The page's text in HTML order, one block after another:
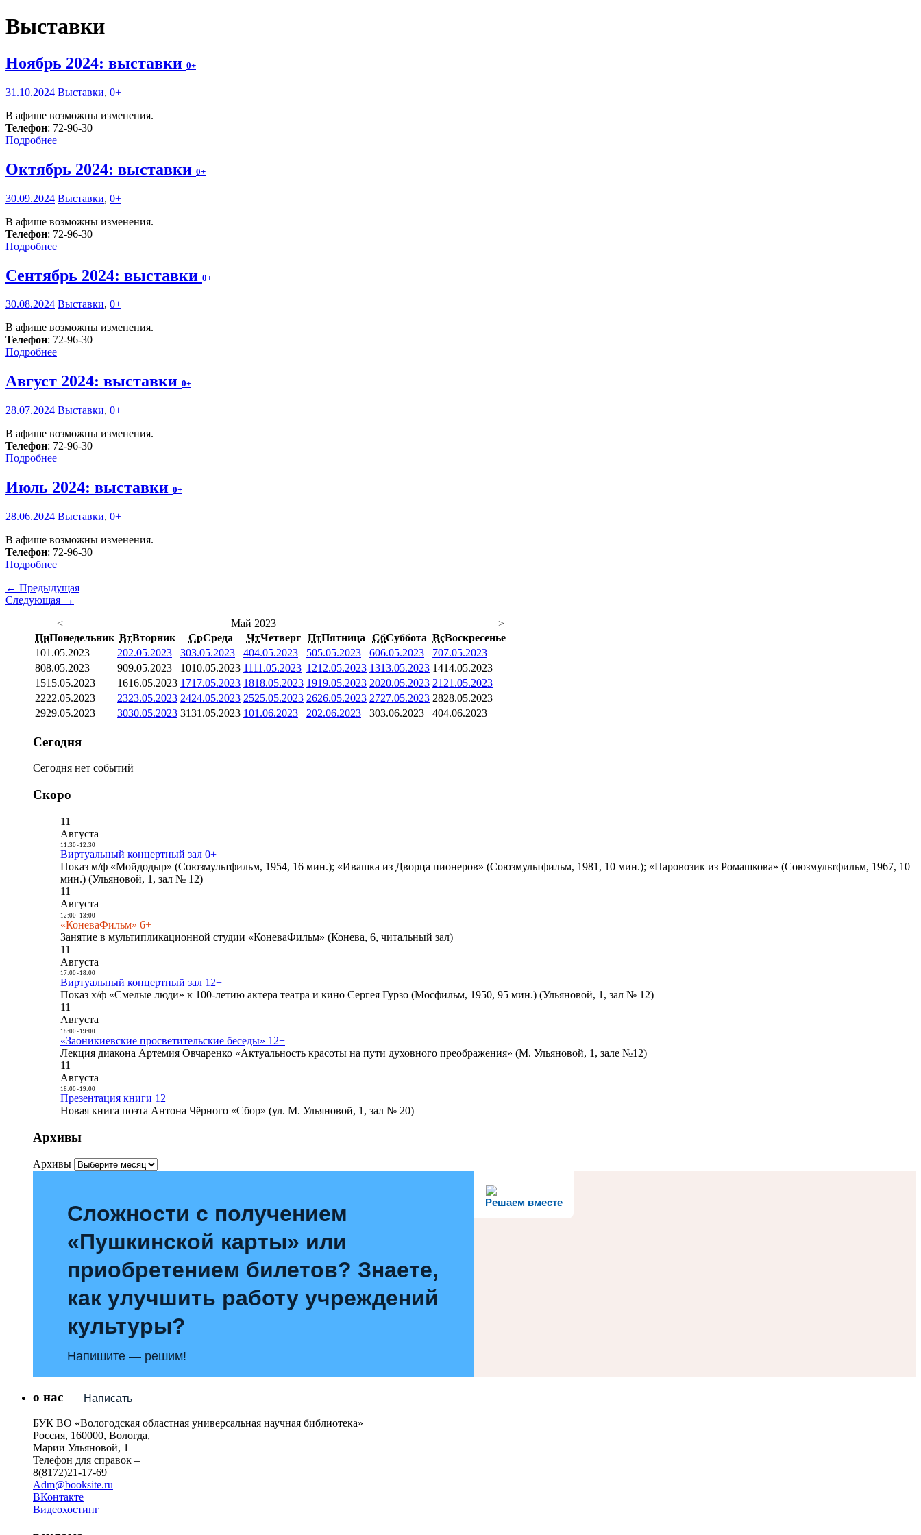
Выставки
Ноябрь 2024: выставки 0+
31.10.2024 Выставки, 0+
В афише возможны изменения.
Телефон: 72-96-30
Подробнее
Октябрь 2024: выставки 0+
30.09.2024 Выставки, 0+
В афише возможны изменения.
Телефон: 72-96-30
Подробнее
Сентябрь 2024: выставки 0+
30.08.2024 Выставки, 0+
В афише возможны изменения.
Телефон: 72-96-30
Подробнее
Август 2024: выставки 0+
28.07.2024 Выставки, 0+
В афише возможны изменения.
Телефон: 72-96-30
Подробнее
Июль 2024: выставки 0+
28.06.2024 Выставки, 0+
В афише возможны изменения.
Телефон: 72-96-30
Подробнее
← Предыдущая
Следующая →
<
Май 2023
>
ПнПонедельник ВтВторник СрСреда ЧтЧетверг ПтПятница СбСуббота ВсВоскресенье
101.05.2023 202.05.2023 303.05.2023 404.05.2023 505.05.2023 606.05.2023 707.05.2023
808.05.2023 909.05.2023 1010.05.2023 1111.05.2023 1212.05.2023 1313.05.2023 1414.05.2023
1515.05.2023 1616.05.2023 1717.05.2023 1818.05.2023 1919.05.2023 2020.05.2023 21 21.05.2023
2222.05.2023 2323.05.2023 2424.05.2023 2525.05.2023 2626.05.2023 2727.05.2023 2828.05.2023
2929.05.2023 3030.05.2023 3131.05.2023 101.06.2023 202.06.2023 303.06.2023 404.06.2023
Сегодня
Сегодня нет событий
Скоро
11
Августа
11:30- 12:30
Виртуальный концертный зал 0+
Показ м/ф «Мойдодыр» (Союзмультфильм, 1954, 16 мин.); «Ивашка из Дворца пионеров» (Союзмультфильм, 1981, 10 мин.); «Паровозик из Ромашкова» (Союзмультфильм, 1967, 10
мин.) (Ульяновой, 1, зал № 12)
11
Августа
12:00- 13:00
«КоневаФильм» 6+
Занятие в мультипликационной студии «КоневаФильм» (Конева, 6, читальный зал)
11
Августа
17:00- 18:00
Виртуальный концертный зал 12+
Показ х/ф «Смелые люди» к 100-летию актера театра и кино Сергея Гурзо (Мосфильм, 1950, 95 мин.) (Ульяновой, 1, зал № 12)
11
Августа
18:00- 19:00
«Заоникиевские просветительские беседы» 12+
Лекция диакона Артемия Овчаренко «Актуальность красоты на пути духовного преображения» (М. Ульяновой, 1, зале №12)
11
Августа
18:00- 19:00
Презентация книги 12+
Новая книга поэта Антона Чёрного «Сбор» (ул. М. Ульяновой, 1, зал № 20)
Архивы
Архивы
Решаем вместе
Сложности с получением
«Пушкинской карты» или
приобретением билетов? Знаете,
как улучшить работу учреждений
культуры?
Напишите — решим!
Написать
о нас
БУК ВО «Вологодская областная универсальная научная библиотека»
Россия, 160000, Вологда,
Марии Ульяновой, 1
Телефон для справок –
8(8172)21-17-69
Adm@booksite.ru
ВКонтакте
Видеохостинг